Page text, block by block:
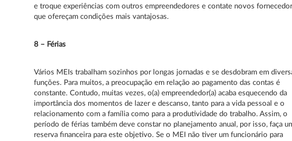
e troque experiências com outros empreendedores e contate novos
que ofereçam condições mais vantajosas.
8 – Férias
Vários MEIs trabalham sozinhos por longas jornadas e se desdobram em
funções. Para muitos, a preocupação em relação ao pagamento das contas é
constante. Contudo, muitas vezes, o(a) empreendedor(a) acaba esquecendo da
importância dos momentos de lazer e descanso, tanto para a vida pessoal e o
relacionamento com a família como para a produtividade do trabalho. Assim, o
período de férias também deve constar no planejamento anual, por isso, faça
reserva financeira para este objetivo. Se o MEI não tiver um funcionário para